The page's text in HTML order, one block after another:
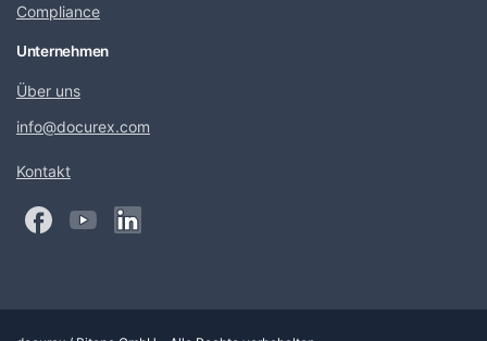
Compliance
Unternehmen
Über uns
info@docurex.com
Kontakt